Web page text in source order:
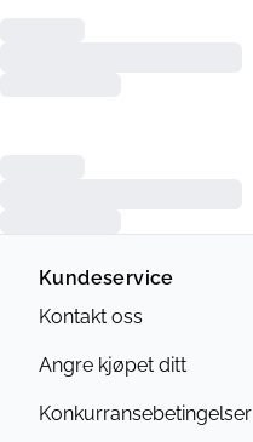
Kundeservice
Kontakt oss
Angre kjøpet ditt
Konkurransebetingelser